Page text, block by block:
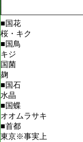
■国花
桜・キク
■国鳥
キジ
国菌
麹
■国石
水晶
■国蝶
オオムラサキ
■首都
東京※事実上